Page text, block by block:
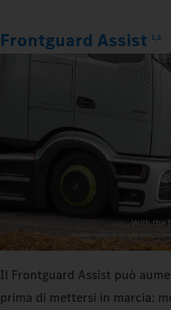
Frontguard Assist 1,2
Il Frontguard Assist può
prima di mettersi in marcia: